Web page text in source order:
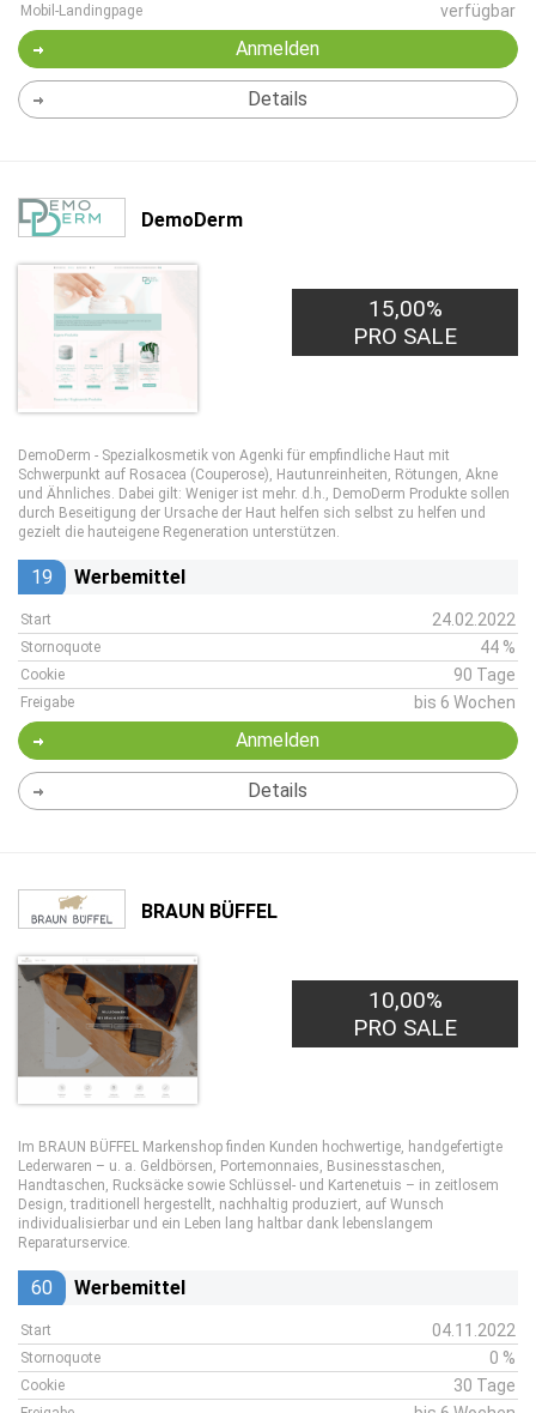
Mobil-Landingpage verfügbar
Anmelden
Details
DemoDerm
15,00%
PRO SALE
DemoDerm - Spezialkosmetik von Agenki für empfindliche Haut mit
Schwerpunkt auf Rosacea (Couperose), Hautunreinheiten, Rötungen, Akne
und Ähnliches. Dabei gilt: Weniger ist mehr. d.h., DemoDerm Produkte sollen
durch Beseitigung der Ursache der Haut helfen sich selbst zu helfen und
gezielt die hauteigene Regeneration unterstützen.
19 Werbemittel
Start 24.02.2022
Stornoquote 44 %
Cookie 90 Tage
Freigabe bis 6 Wochen
Anmelden
Details
BRAUN BÜFFEL
10,00%
PRO SALE
Im BRAUN BÜFFEL Markenshop finden Kunden hochwertige, handgefertigte
Lederwaren – u. a. Geldbörsen, Portemonnaies, Businesstaschen,
Handtaschen, Rucksäcke sowie Schlüssel- und Kartenetuis – in zeitlosem
Design, traditionell hergestellt, nachhaltig produziert, auf Wunsch
individualisierbar und ein Leben lang haltbar dank lebenslangem
Reparaturservice.
60 Werbemittel
Start 04.11.2022
Stornoquote 0 %
Cookie 30 Tage